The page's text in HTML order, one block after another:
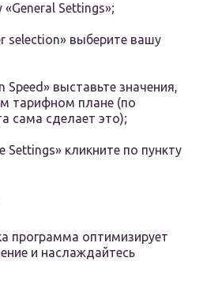
Settings»;
selection» выберите вашу
Speed» выставьте значения,
тарифном плане (по
сама сделает это);
Settings» кликните по пункту
программа оптимизирует
и наслаждайтесь